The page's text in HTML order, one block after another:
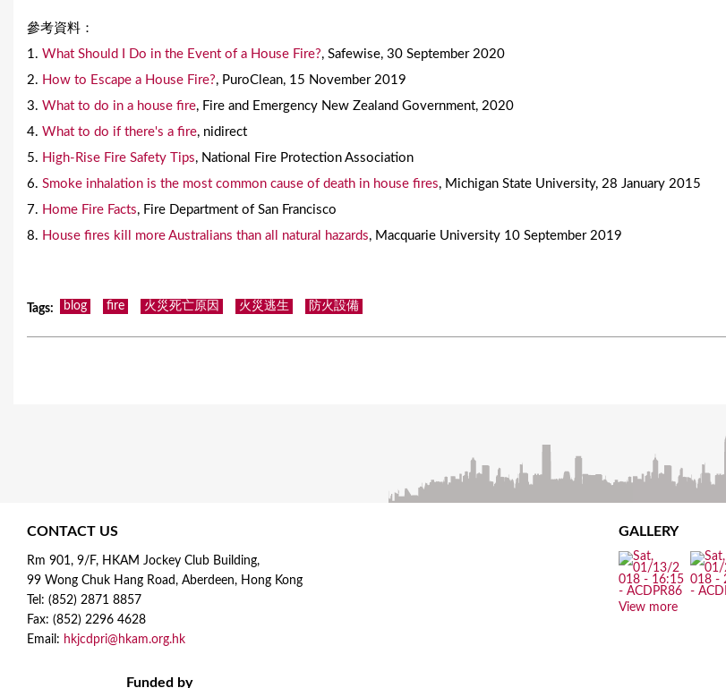
參考資料：
1. What Should I Do in the Event of a House Fire?, Safewise, 30 September 2020
2. How to Escape a House Fire?, PuroClean, 15 November 2019
3. What to do in a house fire, Fire and Emergency New Zealand Government, 2020
4. What to do if there's a fire, nidirect
5. High-Rise Fire Safety Tips, National Fire Protection Association
6. Smoke inhalation is the most common cause of death in house fires, Michigan State University, 28 January 2015
7. Home Fire Facts, Fire Department of San Francisco
8. House fires kill more Australians than all natural hazards, Macquarie University 10 September 2019
Tags: blog fire 火災死亡原因 火災逃生 防火設備
CONTACT US
Rm 901, 9/F, HKAM Jockey Club Building,
99 Wong Chuk Hang Road, Aberdeen, Hong Kong
Tel: (852) 2871 8857
Fax: (852) 2296 4628
Email: hkjcdpri@hkam.org.hk
GALLERY
View more
Funded by